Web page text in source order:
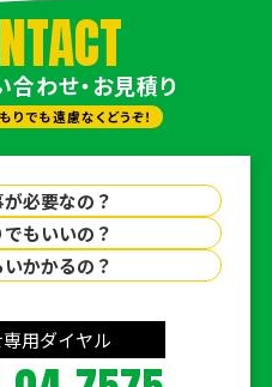
合わせ・お見積り
りでも遠慮なくどうぞ！
必要なの？
もいいの？
かかるの？
用ダイヤル